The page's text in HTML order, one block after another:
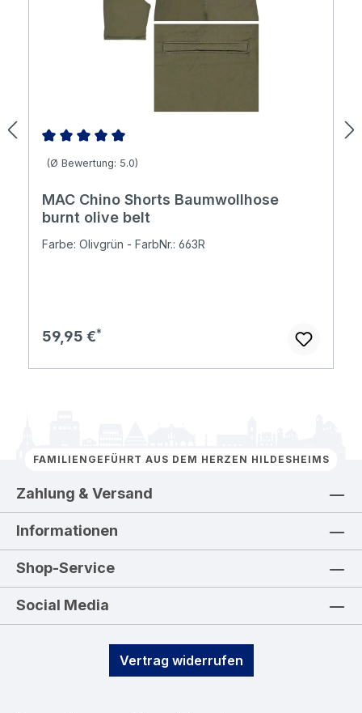
Durchschnittliche Bewertung von 5 von 5 Sternen
(Ø Bewertung: 5.0)
MAC Chino Shorts Baumwollhose
burnt olive belt
Farbe: Olivgrün - FarbNr.: 663R
Regulärer Preis:
59,95 €
FAMILIENGEFÜHRT AUS DEM HERZEN HILDESHEIMS
Zahlung & Versand
Informationen
Shop-Service
Social Media
Vertrag widerrufen